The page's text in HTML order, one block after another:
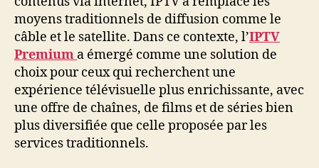
moyens traditionnels de diffusion comme le
câble et le satellite. Dans ce contexte, l’IPTV
Premium a émergé comme une solution de
choix pour ceux qui recherchent une
expérience télévisuelle plus enrichissante, avec
une offre de chaînes, de films et de séries bien
plus diversifiée que celle proposée par les
services traditionnels.